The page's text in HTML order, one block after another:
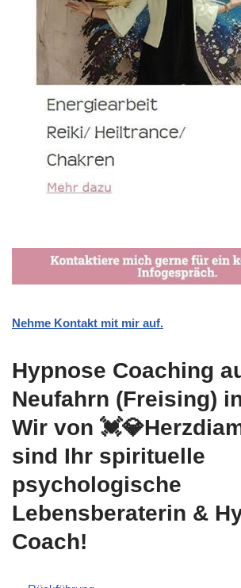
Nehme Kontakt mit mir auf.
Hypnose Coaching
Neufahrn (Freising)
Wir von
sind Ihr spirituelle
psychologische
Lebensberaterin &
Coach!